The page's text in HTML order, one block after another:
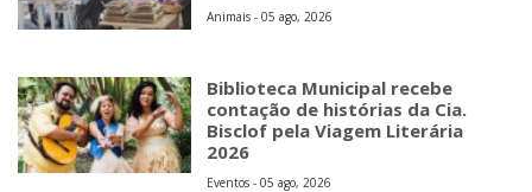
Animais - 05 ago, 2026
Biblioteca Municipal recebe
contação de histórias da Cia.
Bisclof pela Viagem Literária
2026
Eventos - 05 ago, 2026